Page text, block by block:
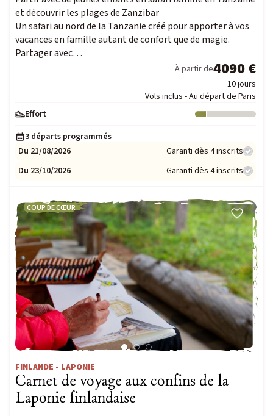
et découvrir les plages de Zanzibar
Un safari au nord de la Tanzanie créé pour apporter à vos
vacances en famille autant de confort que de magie.
Partager avec…
À partir de4090 €
10 jours
Vols inclus - Au départ de Paris
Effort
Niveau : 1
3 départs programmés
Du 21/08/2026
Garanti dès 4 inscrits
Du 23/10/2026
Garanti dès 4 inscrits
COUP DE CŒUR
FINLANDE - LAPONIE
Carnet de voyage aux confins de la
Laponie finlandaise